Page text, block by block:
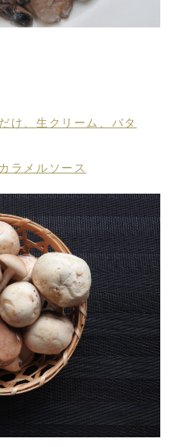
け、生クリーム、バタ
ラメルソース